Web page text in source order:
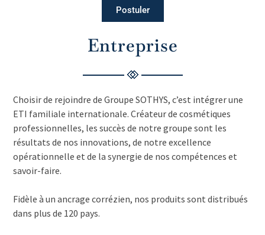
Postuler
Entreprise
Choisir de rejoindre de Groupe SOTHYS, c’est intégrer une
ETI familiale internationale. Créateur de cosmétiques
professionnelles, les succès de notre groupe sont les
résultats de nos innovations, de notre excellence
opérationnelle et de la synergie de nos compétences et
savoir-faire.
Fidèle à un ancrage corrézien, nos produits sont distribués
dans plus de 120 pays.